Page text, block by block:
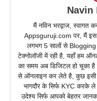
Navin
मैं नविन भरद्वाज,
Appsguruji.com पर, मैं
लगभग 5 सालों से Blogging
टेक्नोलॉजी में रही है, यहाँ हम
का समय अब डिजिटल हो चूका
से ऑनलाइन कर लेते है, कुछ इसी
भागदौर के सिर्फ KYC करके
उदेश्य सिर्फ आपको बेहतर